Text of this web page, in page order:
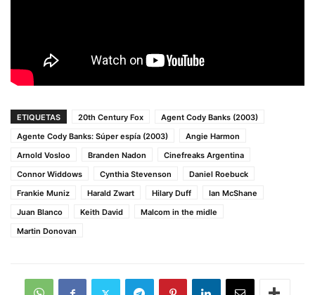
ETIQUETAS 20th Century Fox
Agent Cody Banks (2003)
Agente Cody Banks: Súper espía (2003)
Angie Harmon
Arnold Vosloo
Branden Nadon
Cinefreaks Argentina
Connor Widdows
Cynthia Stevenson
Daniel Roebuck
Frankie Muniz
Harald Zwart Hilary Duff
Ian McShane
Juan Blanco
Keith David
Malcom in the midle
Martin Donovan